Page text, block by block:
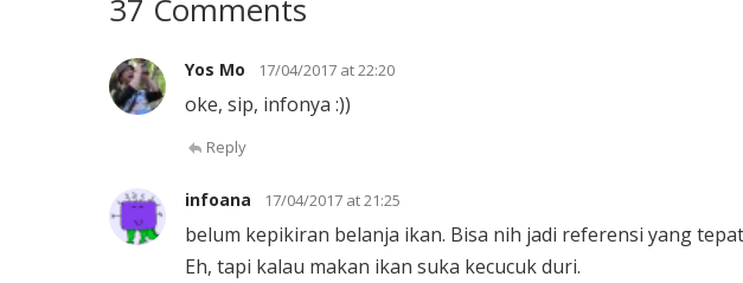
37 Comments
Yos Mo 17/04/2017 at 22:20
oke, sip, infonya :))
Reply
infoana 17/04/2017 at 21:25
belum kepikiran belanja ikan. Bisa nih jadi referensi yang
Eh, tapi kalau makan ikan suka kecucuk duri.